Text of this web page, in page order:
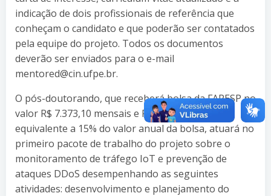
indicação de dois profissionais de referência que
conheçam o candidato e que poderão ser contatados
pela equipe do projeto. Todos os documentos
deverão ser enviados para o e-mail
mentored@cin.ufpe.br.
O pós-doutorando, que receberá bolsa da FAPESP no
valor R$ 7.373,10 mensais e Reserva Técnica
equivalente a 15% do valor anual da bolsa, atuará no
primeiro pacote de trabalho do projeto sobre o
monitoramento de tráfego IoT e prevenção de
ataques DDoS desempenhando as seguintes
atividades: desenvolvimento e planejamento do